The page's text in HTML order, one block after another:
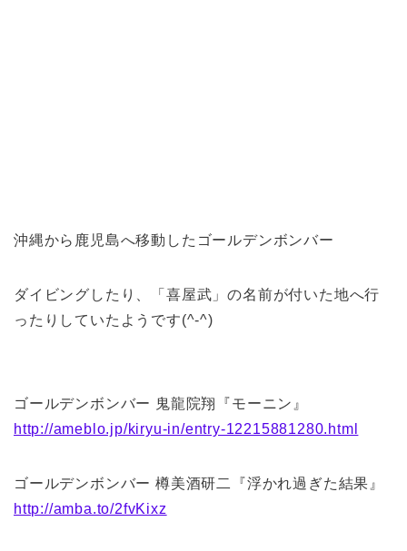
沖縄から鹿児島へ移動したゴールデンボンバー
ダイビングしたり、「喜屋武」の名前が付いた地へ行
ったりしていたようです(^-^)
ゴールデンボンバー 鬼龍院翔『モーニン』
http://ameblo.jp/kiryu-in/entry-12215881280.html
ゴールデンボンバー 樽美酒研二『浮かれ過ぎた結果』
http://amba.to/2fvKixz